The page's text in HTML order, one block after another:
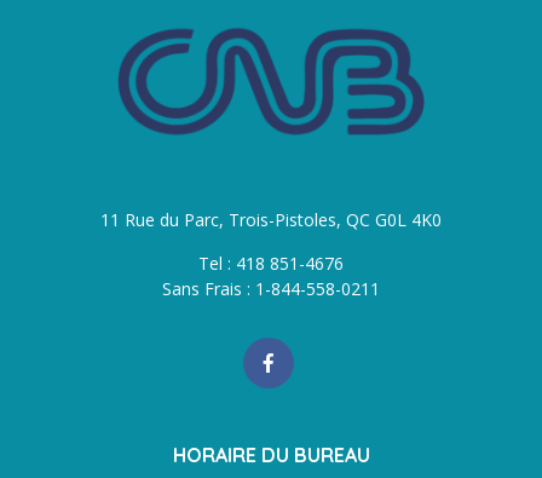
11 Rue du Parc, Trois-Pistoles, QC G0L 4K0
Tel : 418 851-4676
Sans Frais : 1-844-558-0211
HORAIRE DU BUREAU